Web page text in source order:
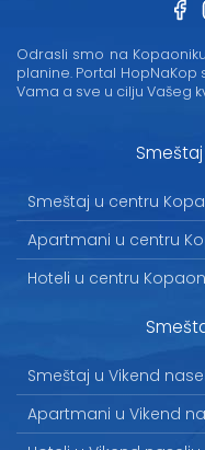
Odrasli smo na
planine. Portal
Vama a sve u cilju Vašeg
Smeštaj u centru
Apartmani u centru
Hoteli u centru
Smeštaj u Vikend
Apartmani u Vikend